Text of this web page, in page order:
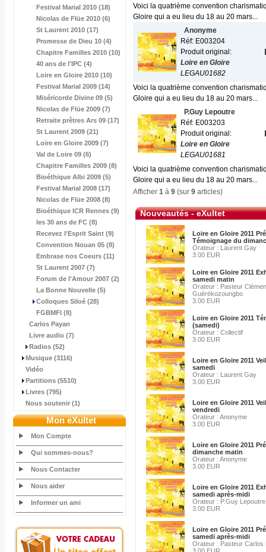
Festival Marial 2010 (18)
Nicolas de Flüe 2010 (6)
St Laurent 2010 (17)
Promesse de Dieu 10 (4)
Chapitre Familles 2010 (10)
40 ans de l'IPC (4)
Loire en Gloire 2010 (10)
Festival Marial 2009 (14)
Miséricorde Divine 09 (5)
Nicolas de Flüe 2009 (7)
Retraite prêtres Ars 09 (17)
St Laurent 2009 (21)
Loire en Gloire 2009 (7)
Val de Loire 09 (6)
Chapitre Familles 2009 (8)
Bioéthique Albi 2009 (5)
Festival Marial 2008 (17)
Nicolas de Flüe 2008 (8)
Bioéthique ICR Rennes (9)
les 30 ans de FC (8)
Recevez l'Esprit Saint (9)
Convention Nouan 05 (8)
Embrase nos Coeurs (11)
St Laurent 2007 (7)
Forum de l'Amour 2007 (2)
La Bonne Nouvelle (5)
Colloques Siloé (28)
FGBMFI (8)
Carlos Payan
Livre audio (7)
Radios (52)
Musique (3116)
Vidéo
Partitions (5510)
Livres (795)
Nous soutenir (1)
Mon eXultet
Mon Compte
Qui sommes-nous?
Nous Contacter
Nous aider
Informer un ami
Voici la quatrième convention
Gloire qui a eu lieu du 18 au 20 mars...
Anonyme
Réf: E003204
Produit original:
Loire en Gloire
LEGAU01682
Voici la quatrième convention
Gloire qui a eu lieu du 18 au 20 mars...
P.Guy Lepoutre
Réf: E003203
Produit original:
Loire en Gloire
LEGAU01681
Voici la quatrième convention
Gloire qui a eu lieu du 18 au 20 mars...
Afficher 1 à 9 (sur 9 articles)
Nouveautés - eXultet
Loire en Gloire 2011
Témoignage du
Orateur : Laurent Gay
3.00 EUR
Loire en Gloire 2011
samedi matin
Orateur : Pasteur
Guérékozoungbo
3.00 EUR
Loire en Gloire 2011
(samedi)
Orateur : Collectif
3.00 EUR
Loire en Gloire 2011
samedi
Orateur : Laurent Gay
3.00 EUR
Loire en Gloire 2011
vendredi
Orateur : Anonyme
3.00 EUR
Loire en Gloire 2011
dimanche matin
Orateur : Anonyme
3.00 EUR
Loire en Gloire 2011
samedi après-midi
Orateur : P.Guy Lepoutre
3.00 EUR
Loire en Gloire 2011
samedi après-midi
Orateur : Pasteur Carlos